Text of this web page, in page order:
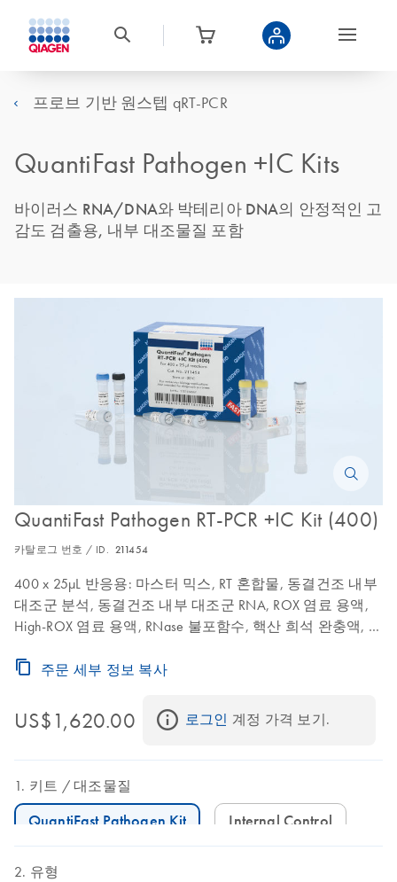
프로브 기반 원스텝 qRT-PCR
QuantiFast Pathogen +IC Kits
바이러스 RNA/DNA와 박테리아 DNA의 안정적인 고
감도 검출용, 내부 대조물질 포함
QuantiFast Pathogen RT-PCR +IC Kit (400)
카탈로그 번호 / ID. 211454
400 x 25µL 반응용: 마스터 믹스, RT 혼합물, 동결건조 내부
대조군 분석, 동결건조 내부 대조군 RNA, ROX 염료 용액,
High-ROX 염료 용액, RNase 불포함수, 핵산 희석 완충액, 완
주문 세부 정보 복사
US$1,620.00 로그인 계정 가격 보기.
키트 대조물질
QuantiFast Pathogen Kit Internal Control
유형